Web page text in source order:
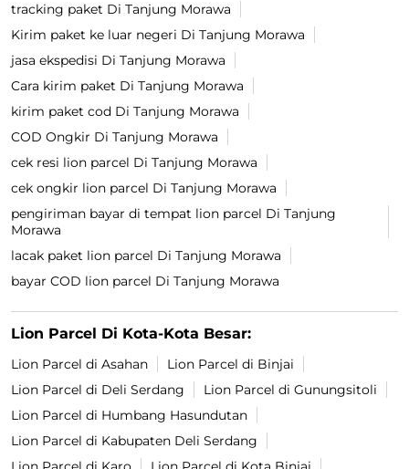
tracking paket Di Tanjung Morawa
Kirim paket ke luar negeri Di Tanjung Morawa
jasa ekspedisi Di Tanjung Morawa
Cara kirim paket Di Tanjung Morawa
kirim paket cod Di Tanjung Morawa
COD Ongkir Di Tanjung Morawa
cek resi lion parcel Di Tanjung Morawa
cek ongkir lion parcel Di Tanjung Morawa
pengiriman bayar di tempat lion parcel Di Tanjung
Morawa
lacak paket lion parcel Di Tanjung Morawa
bayar COD lion parcel Di Tanjung Morawa
Lion Parcel Di Kota-Kota Besar:
Lion Parcel di Asahan
Lion Parcel di Binjai
Lion Parcel di Deli Serdang
Lion Parcel di Gunungsitoli
Lion Parcel di Humbang Hasundutan
Lion Parcel di Kabupaten Deli Serdang